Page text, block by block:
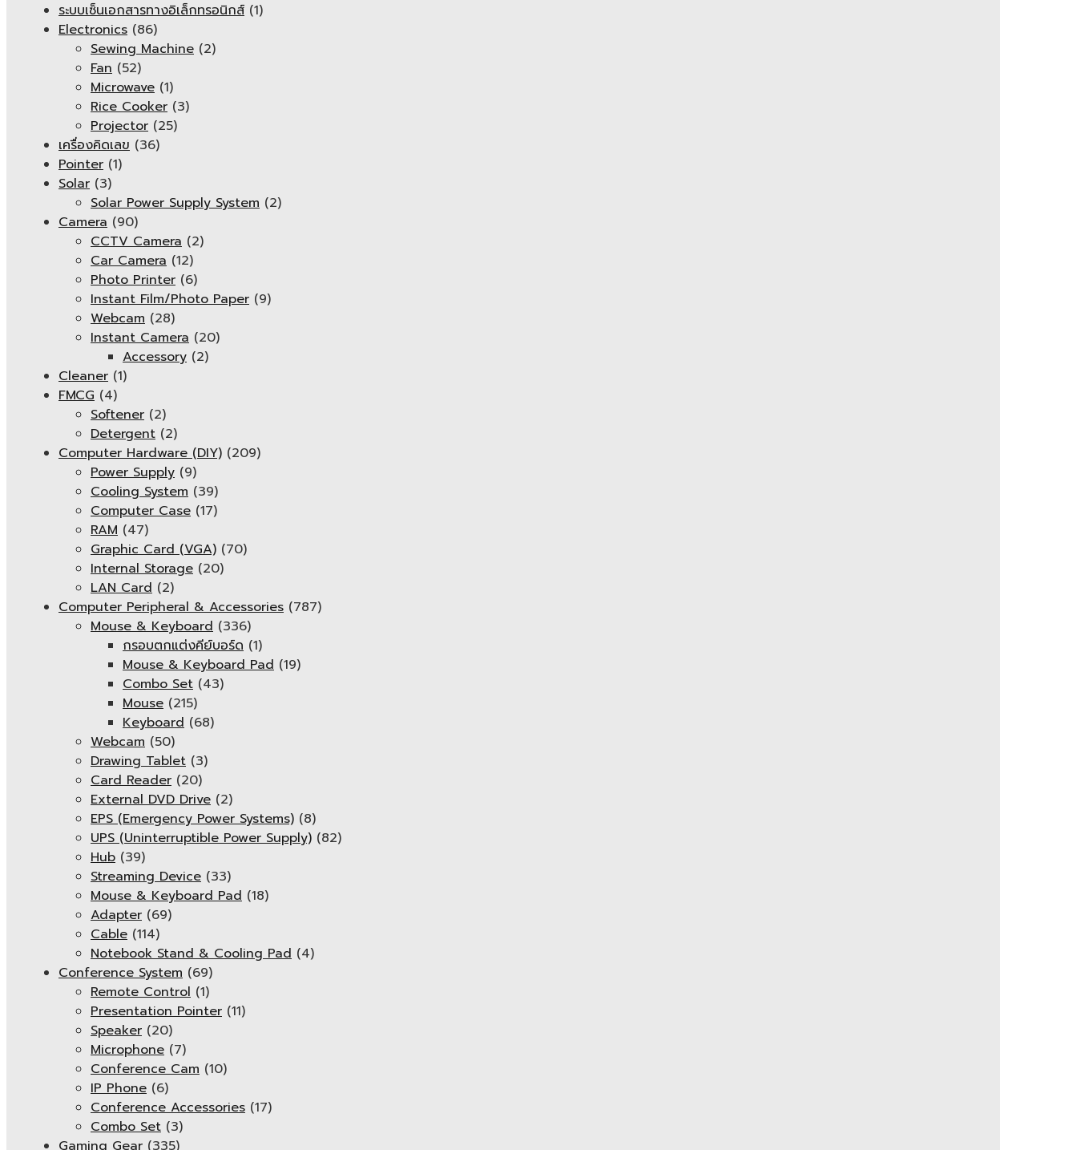
ระบบเซ็นเอกสารทางอิเล็กทรอนิกส์ (1)
Electronics (86)
Sewing Machine (2)
Fan (52)
Microwave (1)
Rice Cooker (3)
Projector (25)
เครื่องคิดเลข (36)
Pointer (1)
Solar (3)
Solar Power Supply System (2)
Camera (90)
CCTV Camera (2)
Car Camera (12)
Photo Printer (6)
Instant Film/Photo Paper (9)
Webcam (28)
Instant Camera (20)
Accessory (2)
Cleaner (1)
FMCG (4)
Softener (2)
Detergent (2)
Computer Hardware (DIY) (209)
Power Supply (9)
Cooling System (39)
Computer Case (17)
RAM (47)
Graphic Card (VGA) (70)
Internal Storage (20)
LAN Card (2)
Computer Peripheral & Accessories (787)
Mouse & Keyboard (336)
กรอบตกแต่งคีย์บอร์ด (1)
Mouse & Keyboard Pad (19)
Combo Set (43)
Mouse (215)
Keyboard (68)
Webcam (50)
Drawing Tablet (3)
Card Reader (20)
External DVD Drive (2)
EPS (Emergency Power Systems) (8)
UPS (Uninterruptible Power Supply) (82)
Hub (39)
Streaming Device (33)
Mouse & Keyboard Pad (18)
Adapter (69)
Cable (114)
Notebook Stand & Cooling Pad (4)
Conference System (69)
Remote Control (1)
Presentation Pointer (11)
Speaker (20)
Microphone (7)
Conference Cam (10)
IP Phone (6)
Conference Accessories (17)
Combo Set (3)
Gaming Gear (335)